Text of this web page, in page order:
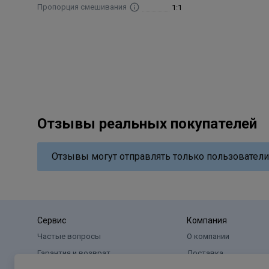
Aqua, Cetearyl Alcohol, Glyceryl Stearate SE,
Пропорция смешивания 1:1
Отзывы реальных покупателей
Отзывы могут отправлять только
Сервис
Частые вопросы
Гарантия и возврат
Компания
О компании
Доставка